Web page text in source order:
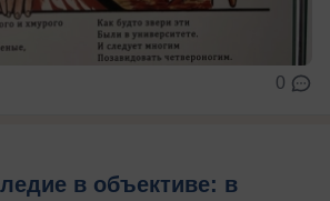
0
в объективе: в